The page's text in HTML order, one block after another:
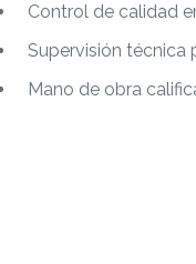
Control de calidad
Supervisión técnica
Mano de obra